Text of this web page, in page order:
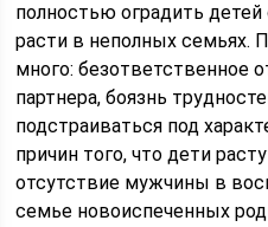
полностью оградить детей
расти в неполных семьях.
много: безответственное
партнера, боязнь
подстраиваться под
причин того, что дети
отсутствие мужчины в
семье новоиспеченных